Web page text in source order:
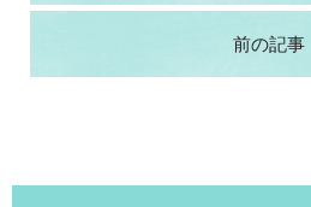
前の記事